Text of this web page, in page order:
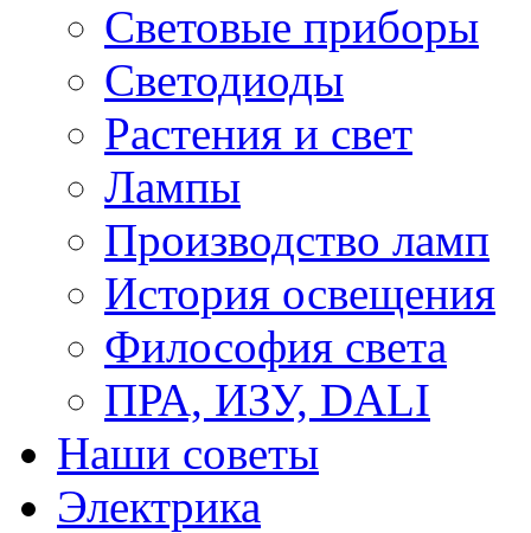
Световые приборы
Светодиоды
Растения и свет
Лампы
Производство ламп
История освещения
Философия света
ПРА, ИЗУ, DALI
Наши советы
Электрика